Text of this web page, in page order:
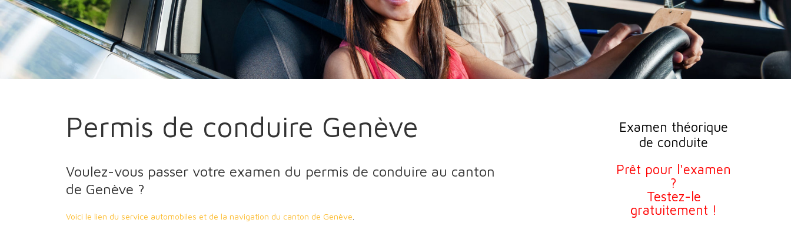
Permis de conduire Genève
Voulez-vous passer votre examen du permis de conduire au canton
de Genève ?
Voici le lien du service automobiles et de la navigation du canton de Genève
Examen théorique
de conduite
Prêt pour l'examen
?
Testez-le
gratuitement !